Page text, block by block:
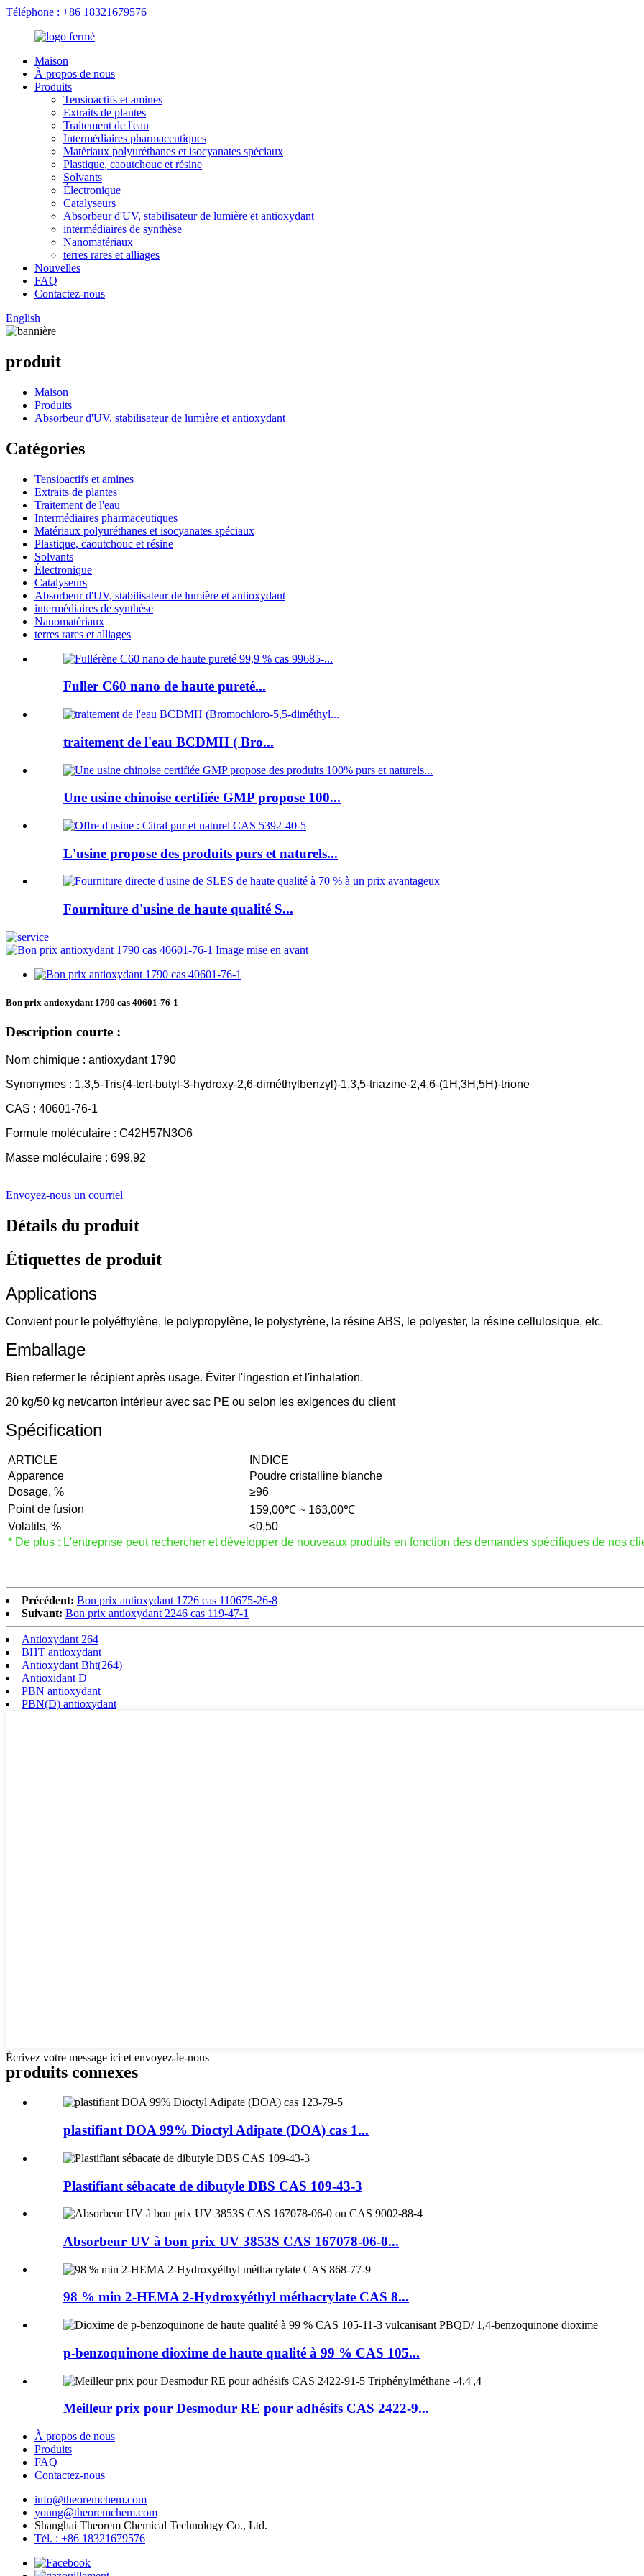
Téléphone : +86 18321679576
Maison
À propos de nous
Produits
Tensioactifs et amines
Extraits de plantes
Traitement de l'eau
Intermédiaires pharmaceutiques
Matériaux polyuréthanes et isocyanates spéciaux
Plastique, caoutchouc et résine
Solvants
Électronique
Catalyseurs
Absorbeur d'UV, stabilisateur de lumière et antioxydant
intermédiaires de synthèse
Nanomatériaux
terres rares et alliages
Nouvelles
FAQ
Contactez-nous
English
produit
Maison
Produits
Absorbeur d'UV, stabilisateur de lumière et antioxydant
Catégories
Tensioactifs et amines
Extraits de plantes
Traitement de l'eau
Intermédiaires pharmaceutiques
Matériaux polyuréthanes et isocyanates spéciaux
Plastique, caoutchouc et résine
Solvants
Électronique
Catalyseurs
Absorbeur d'UV, stabilisateur de lumière et antioxydant
intermédiaires de synthèse
Nanomatériaux
terres rares et alliages
Fuller C60 nano de haute pureté...
traitement de l'eau BCDMH ( Bro...
Une usine chinoise certifiée GMP propose 100...
L'usine propose des produits purs et naturels...
Fourniture d'usine de haute qualité S...
Bon prix antioxydant 1790 cas 40601-76-1
Description courte :
Nom chimique : antioxydant 1790
Synonymes : 1,3,5-Tris(4-tert-butyl-3-hydroxy-2,6-diméthylbenzyl)-1,3,5-triazine-2,4,6-(1H,3H,5H)-trione
CAS : 40601-76-1
Formule moléculaire : C42H57N3O6
Masse moléculaire : 699,92
Envoyez-nous un courriel
Détails du produit
Étiquettes de produit
Applications
Convient pour le polyéthylène, le polypropylène, le polystyrène, la résine ABS, le polyester, la résine cellulosique, etc.
Emballage
Bien refermer le récipient après usage. Éviter l'ingestion et l'inhalation.
20 kg/50 kg net/carton intérieur avec sac PE ou selon les exigences du client
Spécification
ARTICLE
INDICE
Apparence
Poudre cristalline blanche
Dosage, %
≥96
Point de fusion
159,00℃ ~ 163,00℃
Volatils, %
≤0,50
* De plus : L'entreprise peut rechercher et développer de nouveaux produits en fonction des demandes spécifiques de nos
Précédent: Bon prix antioxydant 1726 cas 110675-26-8
Suivant: Bon prix antioxydant 2246 cas 119-47-1
Antioxydant 264
BHT antioxydant
Antioxydant Bht(264)
Antioxidant D
PBN antioxydant
PBN(D) antioxydant
Écrivez votre message ici et envoyez-le-nous
produits connexes
plastifiant DOA 99% Dioctyl Adipate (DOA) cas 1...
Plastifiant sébacate de dibutyle DBS CAS 109-43-3
Absorbeur UV à bon prix UV 3853S CAS 167078-06-0...
98 % min 2-HEMA 2-Hydroxyéthyl méthacrylate CAS 8...
p-benzoquinone dioxime de haute qualité à 99 % CAS 105...
Meilleur prix pour Desmodur RE pour adhésifs CAS 2422-9...
À propos de nous
Produits
FAQ
Contactez-nous
info@theoremchem.com
young@theoremchem.com
Shanghai Theorem Chemical Technology Co., Ltd.
Tél. : +86 18321679576